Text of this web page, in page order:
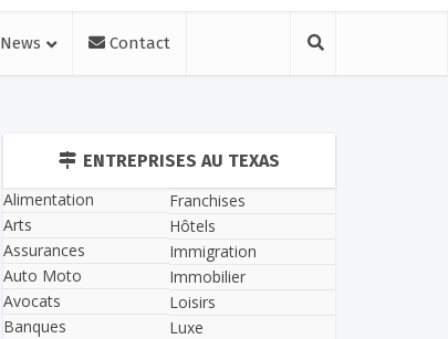
News Contact
ENTREPRISES AU TEXAS
Alimentation
Arts
Assurances
Auto Moto
Avocats
Banques
Franchises
Hôtels
Immigration
Immobilier
Loisirs
Luxe